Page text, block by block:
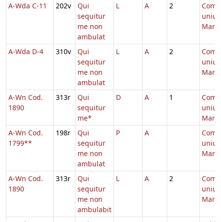
A-Wda C-11 202v
Qui
sequitur
me non
ambulat
L A 2
unius
A-Wda D-4 310v
Qui
sequitur
me non
ambulat
L A 2
unius
A-Wn Cod.
1890
313r
Qui
sequitur
me*
D A 1
unius
A-Wn Cod.
1799**
198r
Qui
sequitur
me non
ambulat
P A
unius
A-Wn Cod.
1890
313r
Qui
sequitur
me non
ambulabit
L A 2
unius